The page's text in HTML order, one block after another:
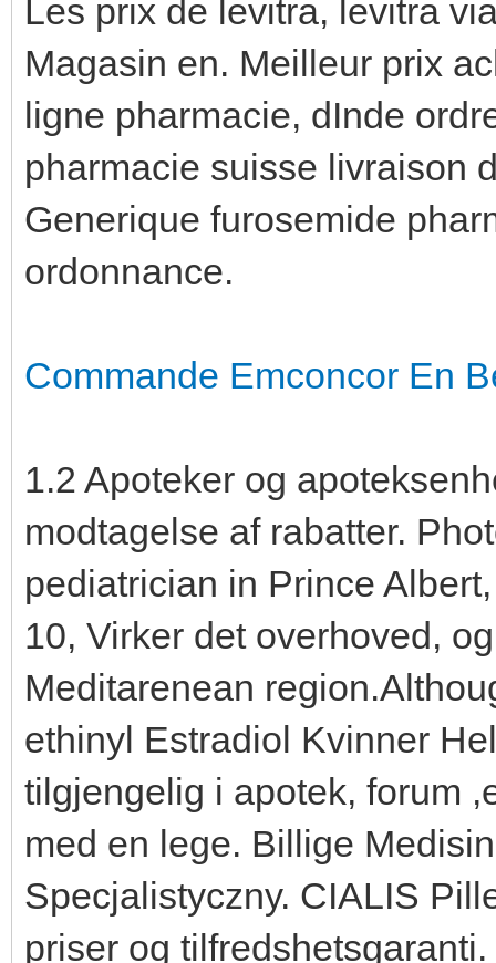
Les prix de levitra, levitra
Magasin en. Meilleur prix
ligne pharmacie, dInde
pharmacie suisse livraison
Generique furosemide
ordonnance.
Commande Emconcor En
1.2 Apoteker og
modtagelse af rabatter.
pediatrician in Prince
10, Virker det overhoved,
Meditarenean
ethinyl Estradiol Kvinner
tilgjengelig i apotek, forum
med en lege. Billige
Specjalistyczny. CIALIS
priser og